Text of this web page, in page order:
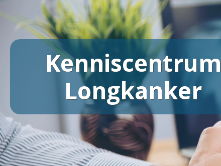
Kenniscentrum
Longkanker